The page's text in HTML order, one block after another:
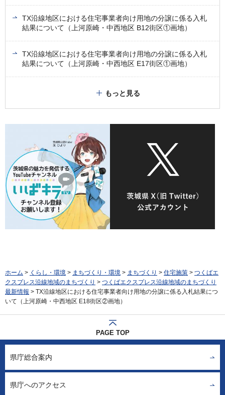
TX沿線地区における住宅事業者向け用地の分譲に係る入札
結果について（上河原崎・中西地区 B12街区①画地）
TX沿線地区における住宅事業者向け用地の分譲に係る入札
結果について（上河原崎・中西地区 E17街区①画地）
もっと見る
ホーム > くらし・環境 > まちづくり・環境 > まちづくり > 住宅施策 > つくばエ
クスプレス沿線地域のまちづくり > つくばエクスプレス沿線地域のまちづくり
最新情報 > TX沿線地区における住宅事業者向け用地の分譲に係る入札結果につ
いて（上河原崎・中西地区 E18街区②画地）
PAGE TOP
県庁総合案内
県庁へのアクセス